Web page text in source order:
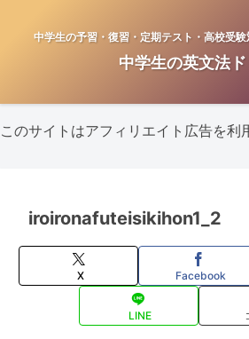
中学生の予習・復習・定期テスト・高校受
中学生の英文法
このサイトはアフィリエイト広告を利
iroironafuteisikihon1_2
X Facebook
LINE